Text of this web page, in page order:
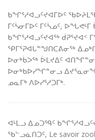
ᑲᖏᕐᓱᐊᓗᑦᔪᐊᒥᐅᑦ
ᒥᑦᓵᓂᒥᐅᑦ ᒥᑦᓵᓄᑦ,
ᑲᖏᕐᓱᐊᓗᑦᔪᐊᖅ ᑰᕈᕐᔪᐊᑉ
ᕿᒥᕐᕈᐊᒐᓐᖑᑎᑕᕕᓂᖅ
ᐅᓂᒃᑳᐳᖅ ᐆᒪᔪᐃᑦ
ᐅᓂᒃᑲᐅᓯᖏᓐᓂᓗ
ᓄᓇᒥᒃ ᐱᐅᓯᕐᓱᑐᒥᒃ.
ᐊᒻᒪᓗ ᐃᓄᑐᙯᑦ
ᖃᓪᓗᓈᑎᑐᑦ, Le savoir